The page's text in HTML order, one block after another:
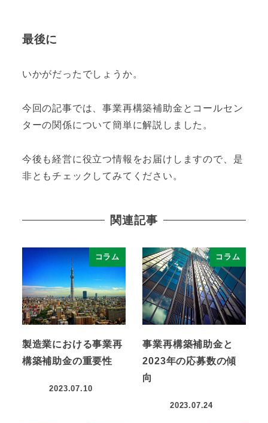
最後に
いかがだったでしょうか。
今回の記事では、事業再構築補助金とコールセン
ターの関係について簡単に解説しました。
今後も経営に役立つ情報をお届けしますので、是
非ともチェックしてみてください。
関連記事
コラム
製造業における事業再
構築補助金の重要性
2023.07.10
コラム
事業再構築補助金と
2023年の応募数の傾
向
2023.07.24